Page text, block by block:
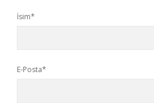
İsim*
E-Posta*